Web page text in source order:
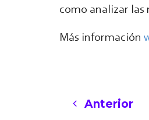
como analizar las
Más información
Anterior